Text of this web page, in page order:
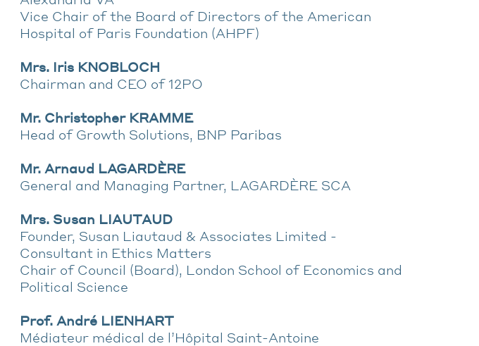
Vice Chair of the Board of Directors of the American
Hospital of Paris Foundation (AHPF)
Mrs. Iris KNOBLOCH
Chairman and CEO of 12PO
Mr. Christopher KRAMME
Head of Growth Solutions, BNP Paribas
Mr. Arnaud LAGARDÈRE
General and Managing Partner, LAGARDÈRE SCA
Mrs. Susan LIAUTAUD
Founder, Susan Liautaud & Associates Limited -
Consultant in Ethics Matters
Chair of Council (Board), London School of Economics and
Political Science
Prof. André LIENHART
Médiateur médical de l’Hôpital Saint-Antoine